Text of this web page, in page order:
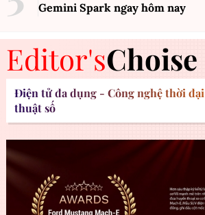
Gemini Spark ngay hôm nay
Editor'sChoise
Điện tử đa dụng - Công nghệ thời
thuật số